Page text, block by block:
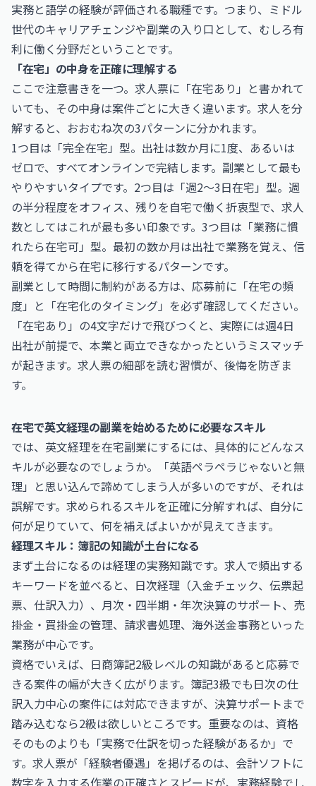
実務と語学の経験が評価される職種です。つまり、ミドル
世代のキャリアチェンジや副業の入り口として、むしろ有
利に働く分野だということです。
「在宅」の中身を正確に理解する
ここで注意書きを一つ。求人票に「在宅あり」と書かれて
いても、その中身は案件ごとに大きく違います。求人を分
解すると、おおむね次の3パターンに分かれます。
1つ目は「完全在宅」型。出社は数か月に1度、あるいは
ゼロで、すべてオンラインで完結します。副業として最も
やりやすいタイプです。2つ目は「週2～3日在宅」型。週
の半分程度をオフィス、残りを自宅で働く折衷型で、求人
数としてはこれが最も多い印象です。3つ目は「業務に慣
れたら在宅可」型。最初の数か月は出社で業務を覚え、信
頼を得てから在宅に移行するパターンです。
副業として時間に制約がある方は、応募前に「在宅の頻
度」と「在宅化のタイミング」を必ず確認してください。
「在宅あり」の4文字だけで飛びつくと、実際には週4日
出社が前提で、本業と両立できなかったというミスマッチ
が起きます。求人票の細部を読む習慣が、後悔を防ぎま
す。
在宅で英文経理の副業を始めるために必要なスキル
では、英文経理を在宅副業にするには、具体的にどんなス
キルが必要なのでしょうか。「英語ペラペラじゃないと無
理」と思い込んで諦めてしまう人が多いのですが、それは
誤解です。求められるスキルを正確に分解すれば、自分に
何が足りていて、何を補えばよいかが見えてきます。
経理スキル：簿記の知識が土台になる
まず土台になるのは経理の実務知識です。求人で頻出する
キーワードを並べると、日次経理（入金チェック、伝票起
票、仕訳入力）、月次・四半期・年次決算のサポート、売
掛金・買掛金の管理、請求書処理、海外送金事務といった
業務が中心です。
資格でいえば、日商簿記2級レベルの知識があると応募で
きる案件の幅が大きく広がります。簿記3級でも日次の仕
訳入力中心の案件には対応できますが、決算サポートまで
踏み込むなら2級は欲しいところです。重要なのは、資格
そのものよりも「実務で仕訳を切った経験があるか」で
す。求人票が「経験者優遇」を掲げるのは、会計ソフトに
数字を入力する作業の正確さとスピードが、実務経験でし